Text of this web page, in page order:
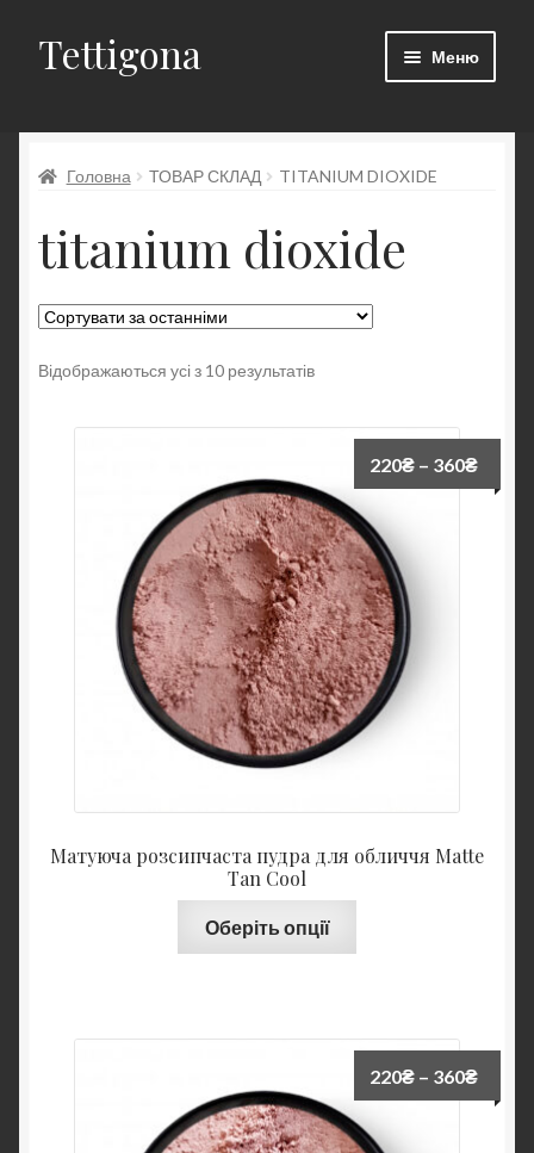
Перейти
до
Перейти
до
Tettigona Меню
Мінеральні пудри
Мінеральні рум’яна
Мінеральні бронзери
Мінеральні консілери
Головна ТОВАР СКЛАД TITANIUM DIOXIDE
titanium dioxide
Відображаються усі з 10 результатів
Матуюча розсипчаста пудра для обличчя Matte
Tan Cool
220₴ – 360₴
Оберіть опції
220₴ – 360₴